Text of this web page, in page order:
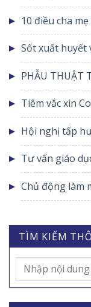
TÂM Y TẾ KHU
2025 – 2030:
CƯƠNG – ĐỔI
10 điều cha
xin Covid cho
Sốt xuất huyết
chống
PHẪU THUẬT
CHO BỆNH
PHÁP LONGO
Tiêm vắc xin
tượng
Hội nghị tấp
cường công
TTYT Yên Lạc
Tư vấn giáo
huyết áp tại
Chủ động làm
sức cho các y
TÌM KIẾM